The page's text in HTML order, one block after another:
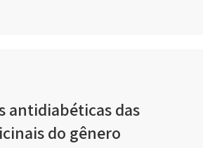
antidiabéticas das
do gênero